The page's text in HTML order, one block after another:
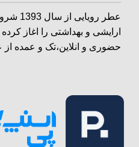
عطر
ارایشی و بهداشتی را اغاز
حضوری و انلاین،تک و عمده از